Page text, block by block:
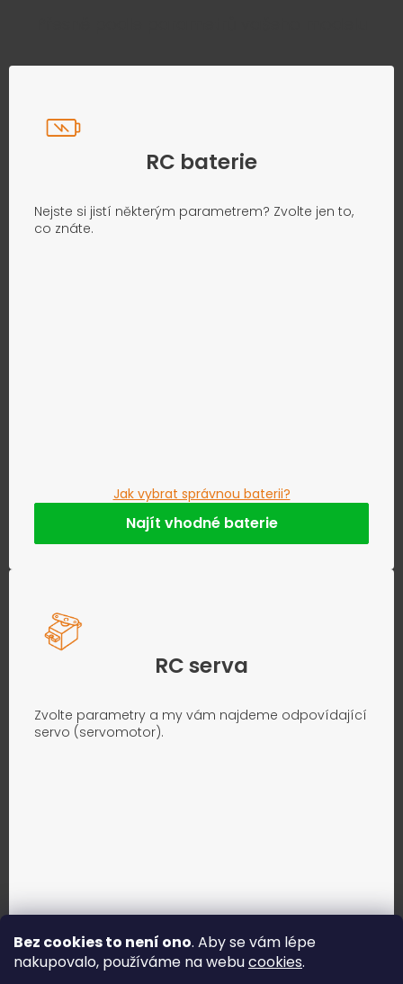
Bez cookies to není ono. Aby se vám lépe
nakupovalo, používáme na webucookies.
RC baterie
Nejste si jistí některým parametrem? Zvolte jen to,
co znáte.
Jak vybrat správnou baterii?
Najít vhodné baterie
RC serva
Zvolte parametry a my vám najdeme odpovídající
servo (servomotor).